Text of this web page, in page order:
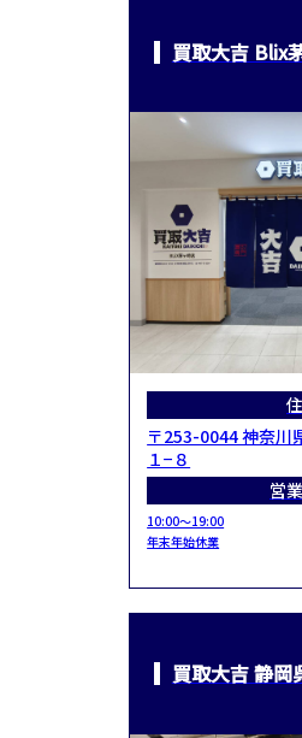
買取大吉 Blix
〒253-0044 神奈川
１−８
営
10:00～19:00
年末年始休業
買取大吉 静岡